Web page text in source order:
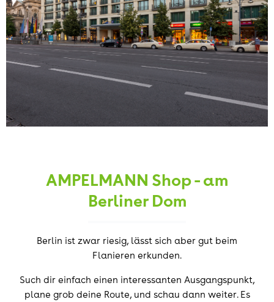
AMPELMANN Shop - am
Berliner Dom
Berlin ist zwar riesig, lässt sich aber gut beim
Flanieren erkunden.
Such dir einfach einen interessanten Ausgangspunkt,
plane grob deine Route, und schau dann weiter. Es